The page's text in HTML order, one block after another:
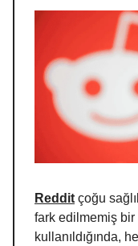
Reddit çoğu
fark edilmemiş
kullanıldığında,